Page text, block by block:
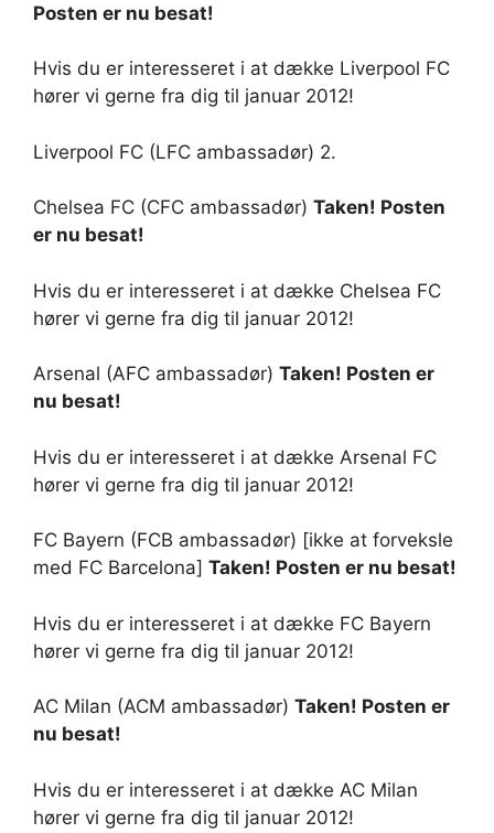
Posten er nu besat!
Hvis du er interesseret i at dække Liverpool FC
hører vi gerne fra dig til januar 2012!
Liverpool FC (LFC ambassadør) 2.
Chelsea FC (CFC ambassadør) Taken! Posten
er nu besat!
Hvis du er interesseret i at dække Chelsea FC
hører vi gerne fra dig til januar 2012!
Arsenal (AFC ambassadør) Taken! Posten er
nu besat!
Hvis du er interesseret i at dække Arsenal FC
hører vi gerne fra dig til januar 2012!
FC Bayern (FCB ambassadør) [ikke at forveksle
med FC Barcelona] Taken! Posten er nu besat!
Hvis du er interesseret i at dække FC Bayern
hører vi gerne fra dig til januar 2012!
AC Milan (ACM ambassadør) Taken! Posten er
nu besat!
Hvis du er interesseret i at dække AC Milan
hører vi gerne fra dig til januar 2012!